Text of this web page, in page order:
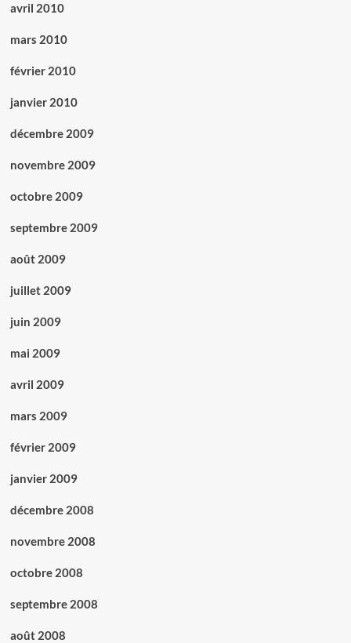
avril 2010
mars 2010
février 2010
janvier 2010
décembre 2009
novembre 2009
octobre 2009
septembre 2009
août 2009
juillet 2009
juin 2009
mai 2009
avril 2009
mars 2009
février 2009
janvier 2009
décembre 2008
novembre 2008
octobre 2008
septembre 2008
août 2008